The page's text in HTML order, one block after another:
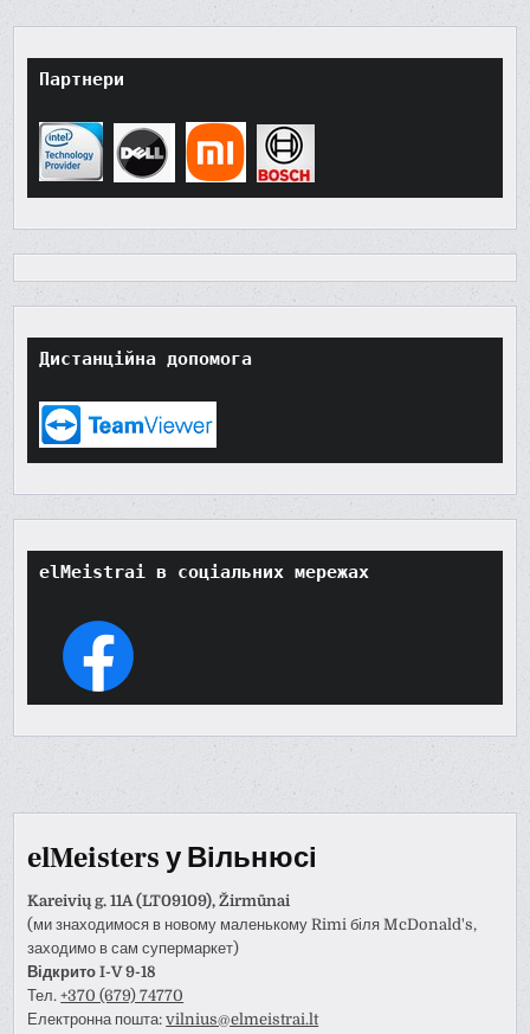
Партнери
Дистанційна допомога
elMeistrai в соціальних мережах
elMeisters у Вільнюсі
Kareivių g. 11A (LT09109), Žirmūnai
(ми знаходимося в новому маленькому Rimi біля McDonald's,
заходимо в сам супермаркет)
Відкрито I-V 9-18
Тел.+370 (679) 74770
Електронна пошта:vilnius@elmeistrai.lt